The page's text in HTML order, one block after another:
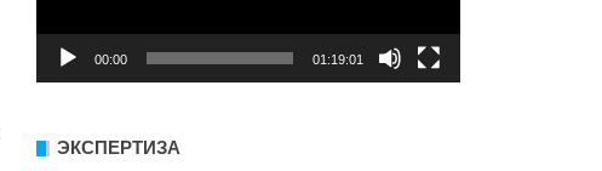
00:00 01:19:01
ЭКСПЕРТИЗА